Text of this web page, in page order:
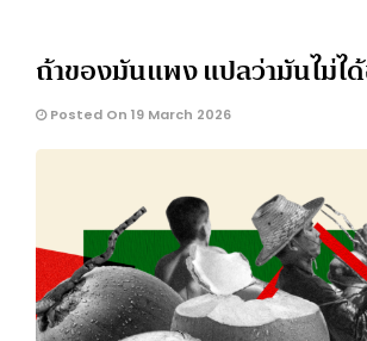
ถ้าของมันแพง แปลว่ามันไม่ได้
Posted On 19 March 2026